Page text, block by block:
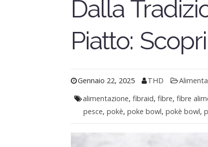
Dalla
Piatto:
Gennaio 22, 2025 THD
alimentazione,fibraid,fibre,fibre
pesce, pokè, poke bowl, pokè bowl,